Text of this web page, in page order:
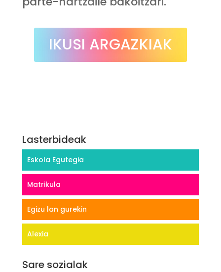
IKUSI ARGAZKIAK
Lasterbideak
Eskola Egutegia
Matrikula
Egizu lan gurekin
Alexia
Sare sozialak